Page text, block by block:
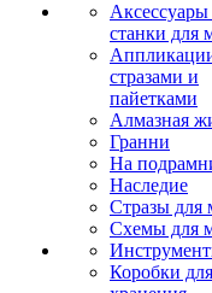
Аксессуары
станки для
стразами и
пайетками
Алмазная
Гранни
На
Наследие
Стразы для
Схемы для
Коробки для